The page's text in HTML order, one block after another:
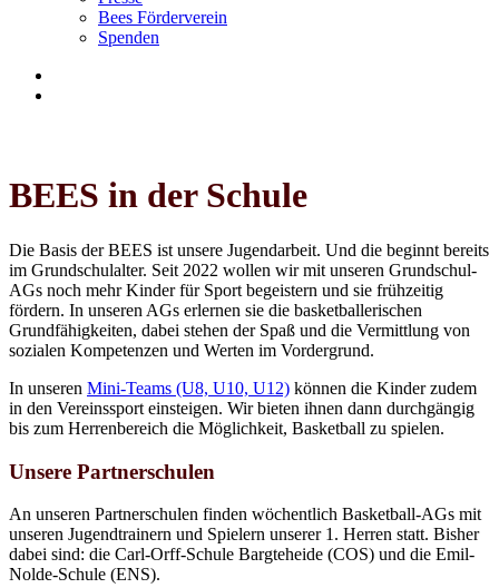
Bees Förderverein
Spenden
BEES in der Schule
Die Basis der BEES ist unsere Jugendarbeit. Und die beginnt bereits
im Grundschulalter. Seit 2022 wollen wir mit unseren Grundschul-
AGs noch mehr Kinder für Sport begeistern und sie frühzeitig
fördern. In unseren AGs erlernen sie die basketballerischen
Grundfähigkeiten, dabei stehen der Spaß und die Vermittlung von
sozialen Kompetenzen und Werten im Vordergrund.
In unseren Mini-Teams (U8, U10, U12) können die Kinder zudem
in den Vereinssport einsteigen. Wir bieten ihnen dann durchgängig
bis zum Herrenbereich die Möglichkeit, Basketball zu spielen.
Unsere Partnerschulen
An unseren Partnerschulen finden wöchentlich Basketball-AGs mit
unseren Jugendtrainern und Spielern unserer 1. Herren statt. Bisher
dabei sind: die Carl-Orff-Schule Bargteheide (COS) und die Emil-
Nolde-Schule (ENS).